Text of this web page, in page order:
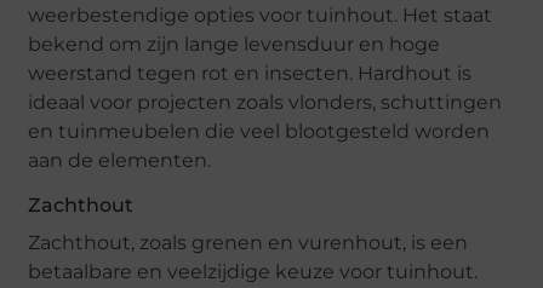
weerbestendige opties voor tuinhout. Het staat
bekend om zijn lange levensduur en hoge
weerstand tegen rot en insecten. Hardhout is
ideaal voor projecten zoals vlonders, schuttingen
en tuinmeubelen die veel blootgesteld worden
aan de elementen.
Zachthout
Zachthout, zoals grenen en vurenhout, is een
betaalbare en veelzijdige keuze voor tuinhout.